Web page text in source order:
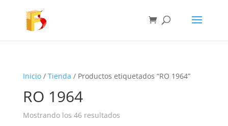
Inicio/ Tienda / Productos etiquetados “RO 1964”
RO 1964
Mostrando los 46 resultados